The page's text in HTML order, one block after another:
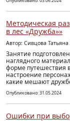
Методическая
в лес «Дружба»»
Автор: Сивцова
Занятие
наглядного
форме путешествия
настроение
какие мешают
Опубликовано: 31.05.2024
Ошибки при